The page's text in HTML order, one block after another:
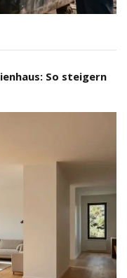
So steigern